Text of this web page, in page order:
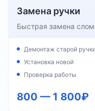
Замена ручки
Быстрая замена
Демонтаж старой
Установка новой
Проверка работы
800 — 1 800₽